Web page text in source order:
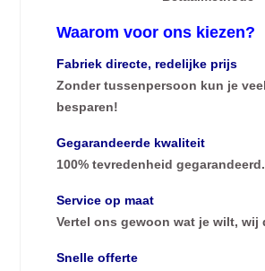
Waarom voor ons kiezen?
Fabriek directe, redelijke prijs
Zonder tussenpersoon kun je
besparen!
Gegarandeerde kwaliteit
100% tevredenheid gegarandeerd.
Service op maat
Vertel ons gewoon wat je wilt, wij
Snelle offerte